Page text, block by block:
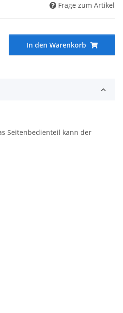
Frage zum Artikel
In den Warenkorb
Seitenbedienteil kann der